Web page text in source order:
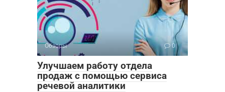
Обзоры 0
Улучшаем работу отдела
продаж с помощью сервиса
речевой аналитики